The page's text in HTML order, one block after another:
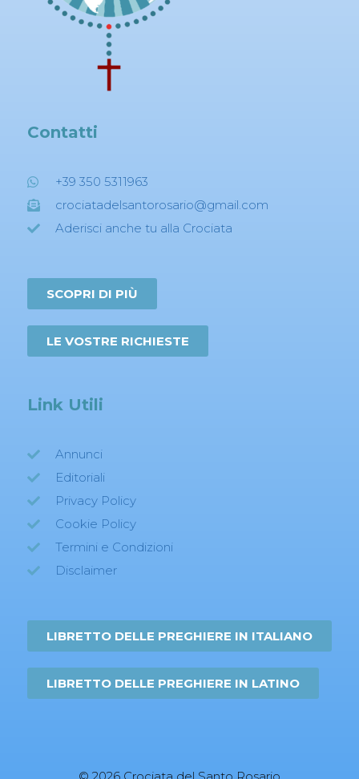
Contatti
+39 350 5311963
crociatadelsantorosario@gmail.com
Aderisci anche tu alla Crociata
SCOPRI DI PIÙ
LE VOSTRE RICHIESTE
Link Utili
Annunci
Editoriali
Privacy Policy
Cookie Policy
Termini e Condizioni
Disclaimer
LIBRETTO DELLE PREGHIERE IN ITALIANO
LIBRETTO DELLE PREGHIERE IN LATINO